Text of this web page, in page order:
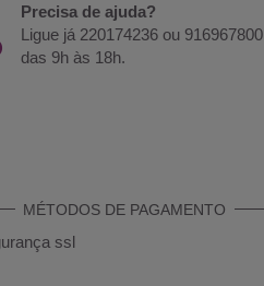
Precisa de ajuda?
Ligue já 220174236 ou 916967800
das 9h às 18h.
MÉTODOS DE PAGAMENTO